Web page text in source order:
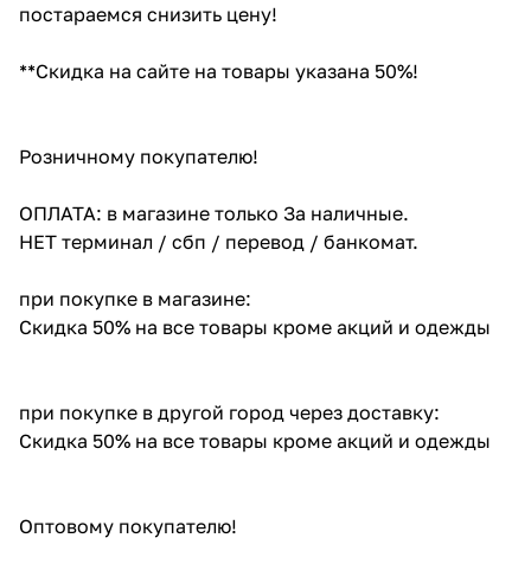
постараемся снизить цену!
**Скидка на сайте на товары указана 50%!
Розничному покупателю!
ОПЛАТА: в магазине только За наличные.
НЕТ терминал / сбп / перевод / банкомат.
при покупке в магазине:
Скидка 50% на все товары кроме акций и одежды
при покупке в другой город через доставку:
Скидка 50% на все товары кроме акций и одежды
Оптовому покупателю!